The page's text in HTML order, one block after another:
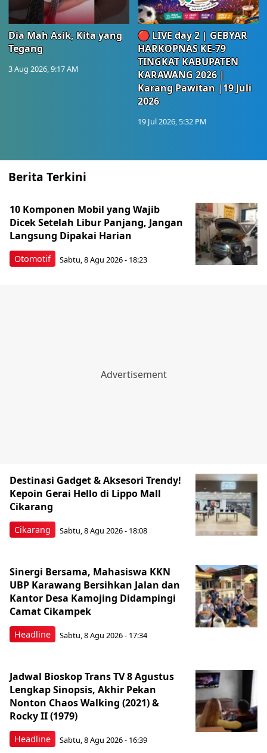
Dia Mah Asik, Kita yang
Tegang
3 Aug 2026, 9:17 AM
🔴 LIVE day 2 | GEBYAR
HARKOPNAS KE-79
TINGKAT KABUPATEN
KARAWANG 2026 |
Karang Pawitan |19 Juli
2026
19 Jul 2026, 5:32 PM
Berita Terkini
Otomotif
10 Komponen Mobil yang Wajib
Dicek Setelah Libur Panjang, Jangan
Langsung Dipakai Harian
Sabtu, 8 Agu 2026 - 18:23
Cikarang
Destinasi Gadget & Aksesori Trendy!
Kepoin Gerai Hello di Lippo Mall
Cikarang
Sabtu, 8 Agu 2026 - 18:08
Headline
Sinergi Bersama, Mahasiswa KKN
UBP Karawang Bersihkan Jalan dan
Kantor Desa Kamojing Didampingi
Camat Cikampek
Sabtu, 8 Agu 2026 - 17:34
Headline
Jadwal Bioskop Trans TV 8 Agustus
Lengkap Sinopsis, Akhir Pekan
Nonton Chaos Walking (2021) &
Rocky II (1979)
Sabtu, 8 Agu 2026 - 16:39